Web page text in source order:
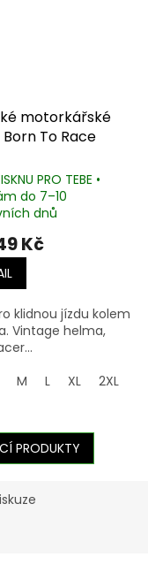
motorkářské
To Race
PRO TEBE •
do 7–10
dnů
Kč
klidnou jízdu kolem
Vintage helma,
M L XL 2XL
PRODUKTY